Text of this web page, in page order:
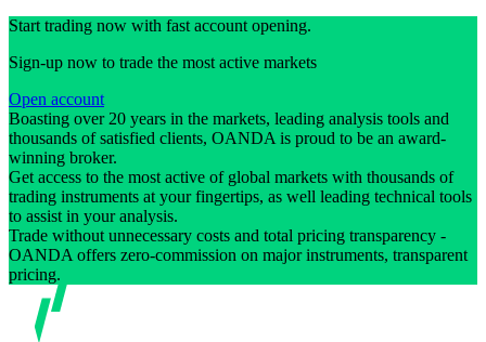
Start trading now with fast account opening.
Sign-up now to trade the most active markets
Open account
Boasting over 20 years in the markets, leading analysis tools and
thousands of satisfied clients, OANDA is proud to be an award-
winning broker.
Get access to the most active of global markets with thousands of
trading instruments at your fingertips, as well leading technical tools
to assist in your analysis.
Trade without unnecessary costs and total pricing transparency -
OANDA offers zero-commission on major instruments, transparent
pricing.